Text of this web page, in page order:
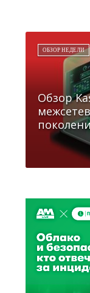
ОБЗОР НЕДЕЛИ
Обзор